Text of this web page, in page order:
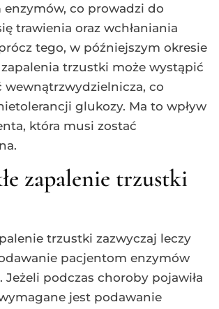
co prowadzi do
trawienia oraz wchłaniania
tego, w późniejszym okresie
zapalenia trzustki może wystąpić
wewnątrzwydzielnicza, co
glukozy. Ma to wpływ
która musi zostać
zapalenie trzustki
trzustki zazwyczaj leczy
pacjentom enzymów
podczas choroby pojawiła
jest podawanie